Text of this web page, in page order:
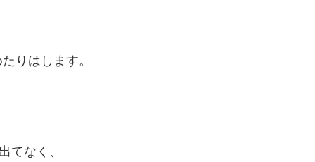
りはします。
てなく、